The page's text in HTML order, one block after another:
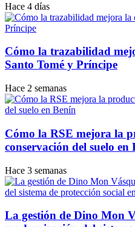
Hace 4 días
Cómo la trazabilidad
Santo Tomé y Príncipe
Hace 2 semanas
Cómo la RSE mejora la
conservación del suelo en
Hace 3 semanas
La gestión de Dino Mon